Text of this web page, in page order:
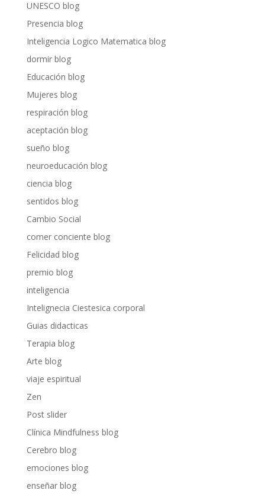
UNESCO blog
Presencia blog
Inteligencia Logico Matematica blog
dormir blog
Educación blog
Mujeres blog
respiración blog
aceptación blog
sueño blog
neuroeducación blog
ciencia blog
sentidos blog
Cambio Social
comer conciente blog
Felicidad blog
premio blog
inteligencia
Intelignecia Ciestesica corporal
Guias didacticas
Terapia blog
Arte blog
viaje espiritual
Zen
Post slider
Clínica Mindfulness blog
Cerebro blog
emociones blog
enseñar blog